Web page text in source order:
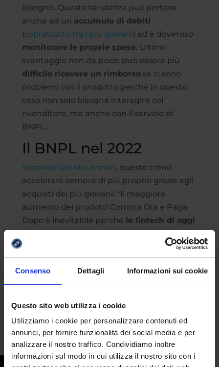
Consenso Dettagli Informazioni sui cookie
Questo sito web utilizza i cookie
Utilizziamo i cookie per personalizzare contenuti ed
annunci, per fornire funzionalità dei social media e per
analizzare il nostro traffico. Condividiamo inoltre
informazioni sul modo in cui utilizza il nostro sito con i
bisogno. Questa tendenza può portare
anche ad un accumulo di debiti
(soprattutto tra i più giovani) ed è doveroso
monitorare le proprie spese. Ultimo
svantaggio non da poco: può essere più
difficile ricevere un rimborsose ci sono
problemi con il prodotto perché in questo
caso non solo bisogna interagire col
rivenditore, ma anche con il servizio di
BNPL.
Il BNPL nel 2022
Secondo Ian McLennan, questo trend
accelererà sempre di più proprio grazie agli
acquisti dei più giovani: “Il maggiore
aumento dei prodotti Compra Ora e Paga
Dopo è inevitabile perché le fintech di oggi
giovani
”. A confermare questo aumento
sonole cifre: nel 2020 il BNPL ha superato
quota 90 miliardi di dollari ed entro il 2030 si
prevede che raggiungerà i tremila miliardi